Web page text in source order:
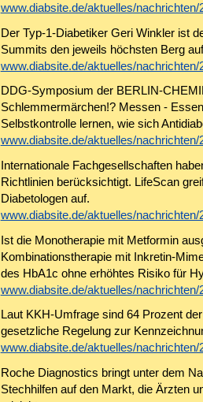
www.diabsite.de/aktuelles/nachrichten/
Der Typ-1-Diabetiker Geri Winkler ist
Summits den jeweils höchsten Berg
www.diabsite.de/aktuelles/nachrichten/
DDG-Symposium der BERLIN-
Schlemmermärchen!? Messen -
Selbstkontrolle lernen, wie sich
www.diabsite.de/aktuelles/nachrichten/
Internationale Fachgesellschaften
Richtlinien berücksichtigt. LifeScan
Diabetologen auf.
www.diabsite.de/aktuelles/nachrichten/
Ist die Monotherapie mit Metformin
Kombinationstherapie mit Inkretin-
des HbA1c ohne erhöhtes Risiko für
www.diabsite.de/aktuelles/nachrichten/
Laut KKH-Umfrage sind 64 Prozent
gesetzliche Regelung zur
www.diabsite.de/aktuelles/nachrichten/
Roche Diagnostics bringt unter dem
Stechhilfen auf den Markt, die Ärzten